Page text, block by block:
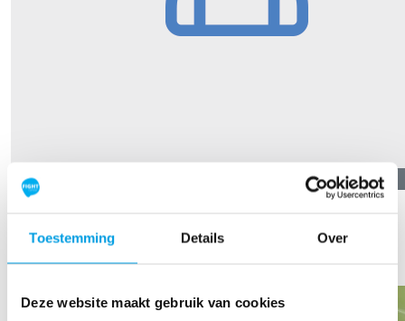
Toestemming Details Over
Deze website maakt gebruik van cookies
5,00
Our Team Members